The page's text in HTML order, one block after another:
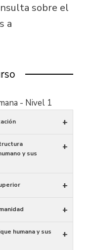
sobre el
a
- Nivel 1
+
y sus
+
+
+
humana y sus
+